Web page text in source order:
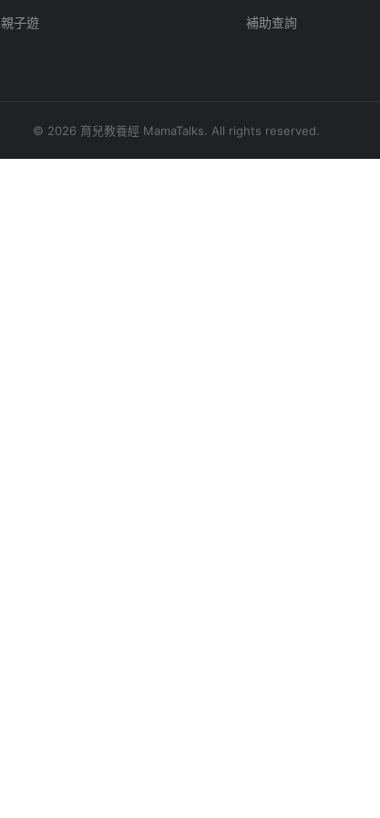
親子遊 補助查詢
© 2026 育兒教養經 MamaTalks. All rights reserved.